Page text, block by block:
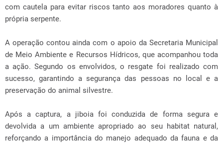
com cautela para evitar riscos tanto aos moradores quanto à
própria serpente.
A operação contou ainda com o apoio da Secretaria Municipal
de Meio Ambiente e Recursos Hídricos, que acompanhou toda
a ação. Segundo os envolvidos, o resgate foi realizado com
sucesso, garantindo a segurança das pessoas no local e a
preservação do animal silvestre.
Após a captura, a jiboia foi conduzida de forma segura e
devolvida a um ambiente apropriado ao seu habitat natural,
reforçando a importância do manejo adequado da fauna e da